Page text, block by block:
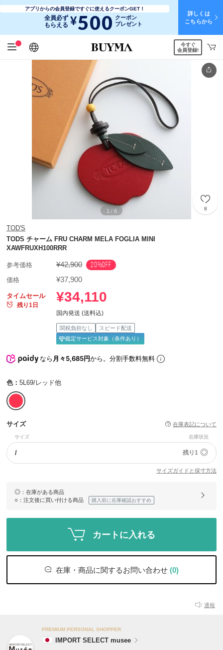
アプリからの会員登録ですぐに使えるクーポンGET！
全員必ず
もらえる ¥500 クーポン
プレゼント
詳しくは
こちらから
日本語
English
简体中文
繁體中文
今すぐ
会員登録!
1 / 6 8
TOD'S
TODS チャーム FRU CHARM MELA FOGLIA MINI
XAWFRUXH100RRR
参考価格 ¥42,900 20%OFF
価格 ¥37,900
タイムセール
残り1日
¥34,110
国内発送 (送料込)
関税負担なし
スピード配送
鑑定サービス対象（条件あり）
なら月々5,685円から。分割手数料無料
色： 5L69/レッド他
サイズ 在庫表記について
サイズ 在庫状況
/ 残り1 ◎
サイズガイドと採寸方法
◎ ：在庫がある商品
○ ：注文後に買い付ける商品 購入前に在庫確認おすすめ
カートに入れる
在庫・商品に関するお問い合わせ (0)
通報
PREMIUM PERSONAL SHOPPER
IMPORT SELECT musee